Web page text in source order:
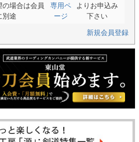
場合は会員
別途
専用ペ
ージ
よりお申込み
下さい
新規会員登録